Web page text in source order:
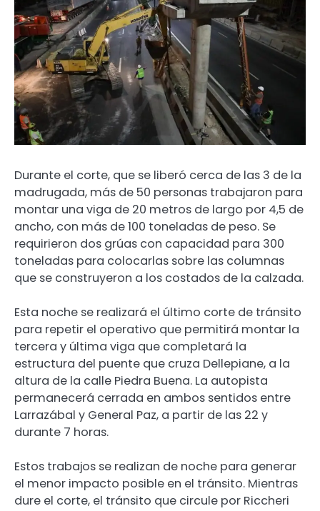
Durante el corte, que se liberó cerca de las 3 de la
madrugada, más de 50 personas trabajaron para
montar una viga de 20 metros de largo por 4,5 de
ancho, con más de 100 toneladas de peso. Se
requirieron dos grúas con capacidad para 300
toneladas para colocarlas sobre las columnas
que se construyeron a los costados de la calzada.
Esta noche se realizará el último corte de tránsito
para repetir el operativo que permitirá montar la
tercera y última viga que completará la
estructura del puente que cruza Dellepiane, a la
altura de la calle Piedra Buena. La autopista
permanecerá cerrada en ambos sentidos entre
Larrazábal y General Paz, a partir de las 22 y
durante 7 horas.
Estos trabajos se realizan de noche para generar
el menor impacto posible en el tránsito. Mientras
dure el corte, el tránsito que circule por Riccheri